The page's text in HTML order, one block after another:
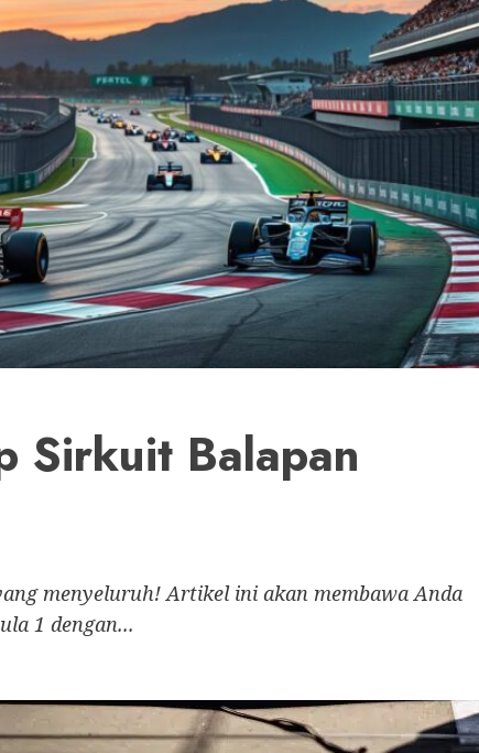
Sirkuit Balapan
menyeluruh! Artikel ini akan membawa Anda
1 dengan...